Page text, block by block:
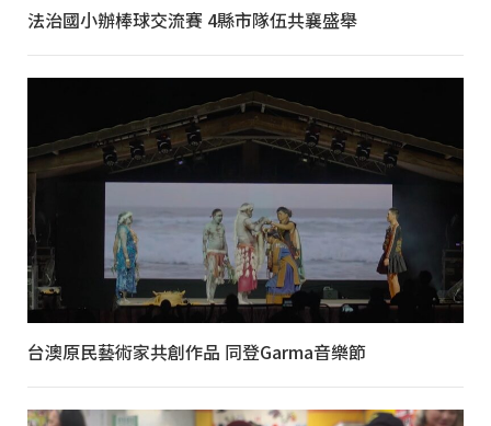
法治國小辦棒球交流賽 4縣市隊伍共襄盛舉
台澳原民藝術家共創作品 同登Garma音樂節